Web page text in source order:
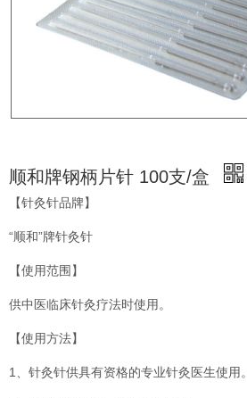
顺和牌钢柄片针 100支/盒
【针灸针品牌】
“顺和”牌针灸针
【使用范围】
供中医临床针灸疗法时使用。
【使用方法】
1、针灸针供具有资格的专业针灸医生使用。